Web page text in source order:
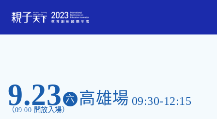
9.23 六 高雄場 09:30-12:15
（09:00 開放入場）